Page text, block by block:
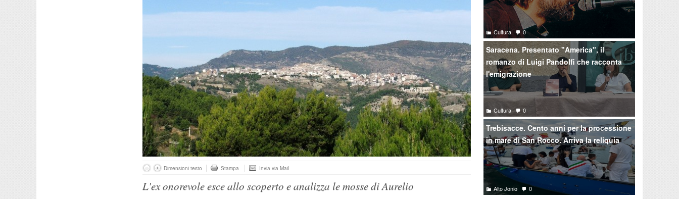
Dimensioni testo Stampa Invia via Mail
L'ex onorevole esce allo scoperto e analizza le mosse di Aurelio
Cultura 0
Saracena. Presentato "America", il
romanzo di Luigi Pandolfi che racconta
l'emigrazione
Cultura 0
Trebisacce. Cento anni per la processione
in mare di San Rocco. Arriva la reliquia
Alto Jonio 0